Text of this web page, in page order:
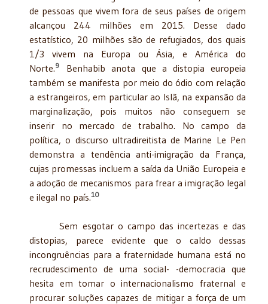
de pessoas que vivem fora de seus países de origem
alcançou 244 milhões em 2015. Desse dado
estatístico, 20 milhões são de refugiados, dos quais
1/3 vivem na Europa ou Ásia, e América do
Norte.9
Benhabib anota que a distopia europeia
também se manifesta por meio do ódio com relação
a estrangeiros, em particular ao Islã, na expansão da
marginalização, pois muitos não conseguem se
inserir no mercado de trabalho. No campo da
política, o discurso ultradireitista de Marine Le Pen
demonstra a tendência anti-imigração da França,
cujas promessas incluem a saída da União Europeia e
a adoção de mecanismos para frear a imigração legal
e ilegal no país.10
Sem esgotar o campo das incertezas e das
distopias, parece evidente que o caldo dessas
incongruências para a fraternidade humana está no
recrudescimento de uma social- -democracia que
hesita em tomar o internacionalismo fraternal e
procurar soluções capazes de mitigar a força de um